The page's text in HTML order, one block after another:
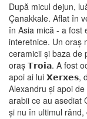
După micul dejun,
Çanakkale. Aflat în
în Asia mică - a fost
interetnice. Un oraș
ceramicii și baza de
oraș 𝗧𝗿𝗼𝗶𝗮. A fost
apoi ai lui 𝗫𝗲𝗿𝘅𝗲𝘀,
Alexandru și apoi
arabii ce au asediat
și nu în ultimul